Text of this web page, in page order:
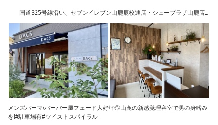
国道325号線沿い、セブンイレブン山鹿鹿校通店・シュープラザ山鹿店
メンズパーマ/バーバー風フェード大好評◎山鹿の新感覚理容室で男の身嗜み
を!#駐車場有#ツイストスパイラル